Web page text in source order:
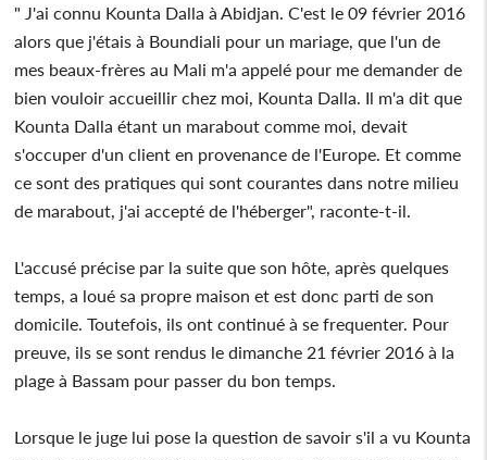
" J'ai connu Kounta Dalla à Abidjan. C'est le 09 février 2016
alors que j'étais à Boundiali pour un mariage, que l'un de
mes beaux-frères au Mali m'a appelé pour me demander de
bien vouloir accueillir chez moi, Kounta Dalla. Il m'a dit que
Kounta Dalla étant un marabout comme moi, devait
s'occuper d'un client en provenance de l'Europe. Et comme
ce sont des pratiques qui sont courantes dans notre milieu
de marabout, j'ai accepté de l'héberger", raconte-t-il.
L'accusé précise par la suite que son hôte, après quelques
temps, a loué sa propre maison et est donc parti de son
domicile. Toutefois, ils ont continué à se frequenter. Pour
preuve, ils se sont rendus le dimanche 21 février 2016 à la
plage à Bassam pour passer du bon temps.
Lorsque le juge lui pose la question de savoir s'il a vu Kounta